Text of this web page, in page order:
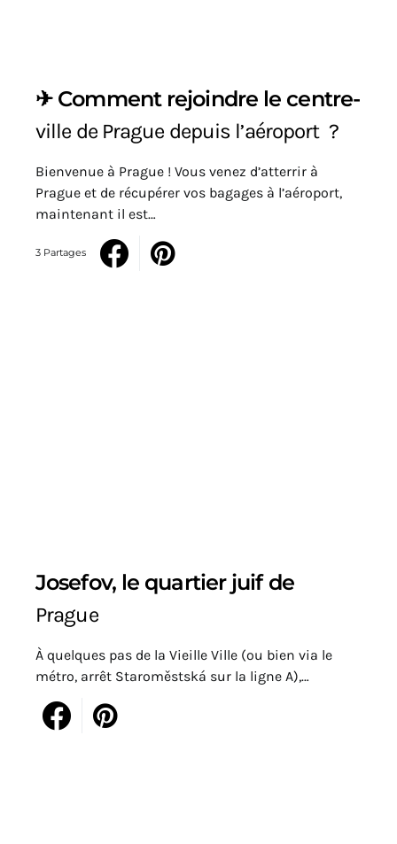
✈️ Comment rejoindre le centre-
ville de Prague depuis l’aéroport ?
Bienvenue à Prague ! Vous venez d’atterrir à
Prague et de récupérer vos bagages à l’aéroport,
maintenant il est…
3 Partages
Josefov, le quartier juif de
Prague
À quelques pas de la Vieille Ville (ou bien via le
métro, arrêt Staroměstská sur la ligne A),…